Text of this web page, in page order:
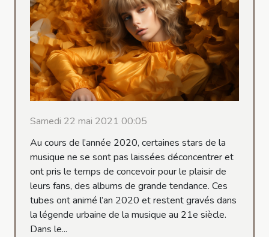
Samedi 22 mai 2021 00:05
Au cours de l’année 2020, certaines stars de la
musique ne se sont pas laissées déconcentrer et
ont pris le temps de concevoir pour le plaisir de
leurs fans, des albums de grande tendance. Ces
tubes ont animé l’an 2020 et restent gravés dans
la légende urbaine de la musique au 21e siècle.
Dans le...